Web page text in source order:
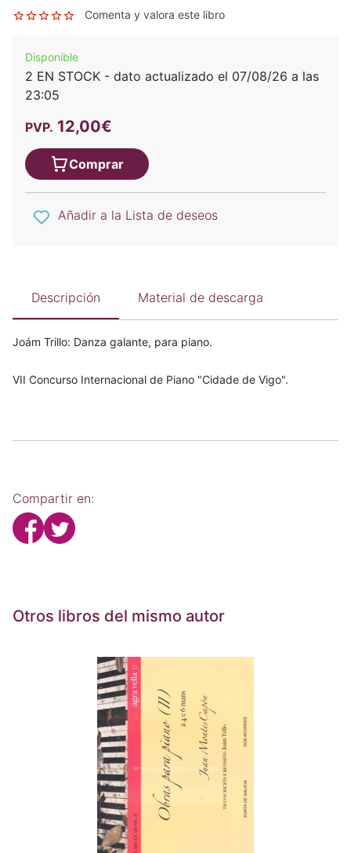
Comenta y valora este libro
Disponible
2 EN STOCK - dato actualizado el 07/08/26 a las
23:05
PVP. 12,00€
Comprar
Añadir a la Lista de deseos
Descripción Material de descarga
Joám Trillo: Danza galante, para piano.
VII Concurso Internacional de Piano "Cidade de Vigo".
Compartir en:
Otros libros del mismo autor